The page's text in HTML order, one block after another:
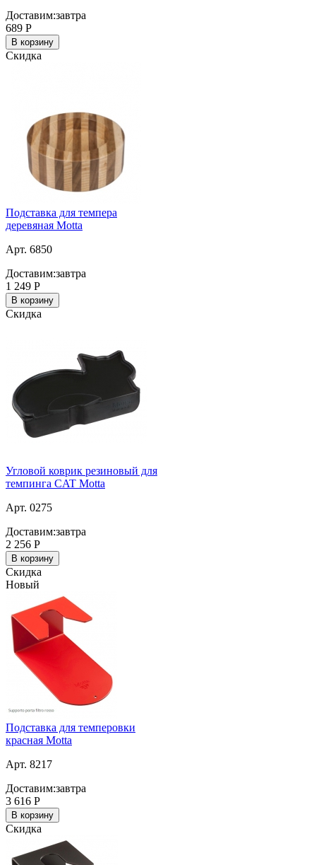
Доставим:завтра
689 Р
В корзину
Скидка
Подставка для темпера
деревяная Motta
Арт. 6850
Доставим:завтра
1 249 Р
В корзину
Скидка
Угловой коврик резиновый для
темпинга CAT Motta
Арт. 0275
Доставим:завтра
2 256 Р
В корзину
Скидка
Новый
Подставка для темперовки
красная Motta
Арт. 8217
Доставим:завтра
3 616 Р
В корзину
Скидка